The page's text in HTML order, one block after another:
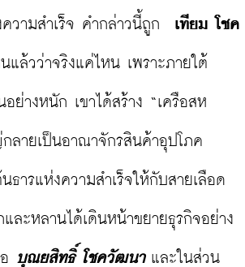
ความสำเร็จ คำกล่าวนี้ถูก เทียม โชค
แล้วว่าจริงแค่ไหน เพราะภายใต้
ย่างหนัก เขาได้สร้าง “เครือสห
ลายเป็นอาณาจักรสินค้าอุปโภค
ธารแห่งความสำเร็จให้กับสายเลือด
ละหลานได้เดินหน้าขยายธุรกิจอย่าง
บุณยสิทธิ์ โชควัฒนา และในส่วน